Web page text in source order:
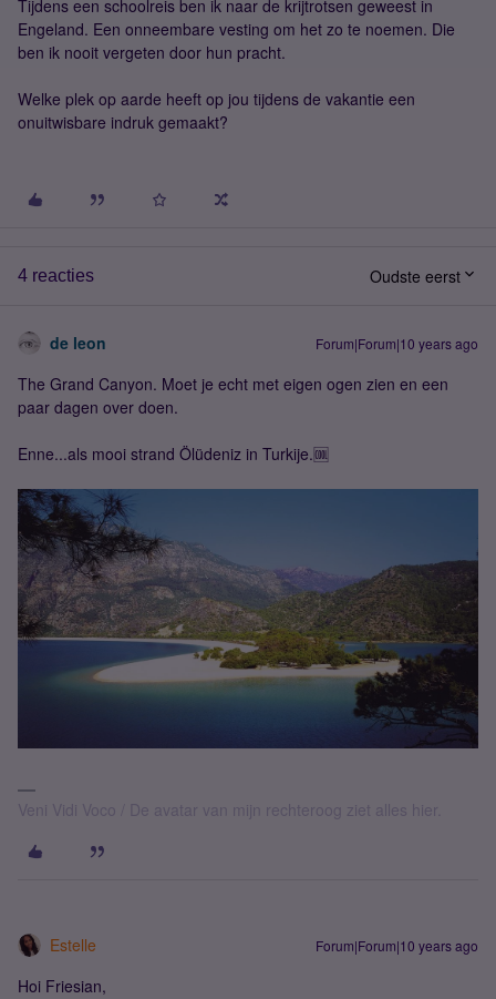
Tijdens een schoolreis ben ik naar de krijtrotsen geweest in
Engeland. Een onneembare vesting om het zo te noemen. Die
ben ik nooit vergeten door hun pracht.
Welke plek op aarde heeft op jou tijdens de vakantie een
onuitwisbare indruk gemaakt?
4 reacties Oudste eerst
de leon Forum|Forum|10 years ago
The Grand Canyon. Moet je echt met eigen ogen zien en een
paar dagen over doen.
Enne...als mooi strand Ölüdeniz in Turkije.🆒
Veni Vidi Voco / De avatar van mijn rechteroog ziet alles hier.
Estelle Forum|Forum|10 years ago
Hoi Friesian,